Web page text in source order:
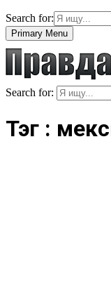
Search for:
Primary Menu
Search for:
Тэг :